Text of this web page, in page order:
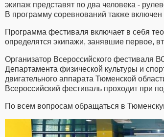
экипаж представят по два человека -
В программу соревнований также
Программа фестиваля включает в себя
определятся экипажи, занявшие первое,
Организатор Всероссийского фестиваля
Департамента физической культуры и
двигательного аппарата Тюменской
Всероссийский фестиваль проходит при
По всем вопросам обращаться в